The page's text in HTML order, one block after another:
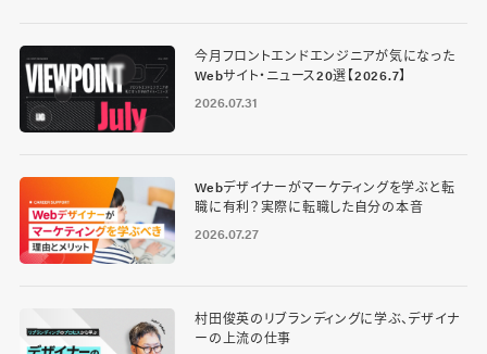
今月フロントエンドエンジニアが気になった
Webサイト・ニュース20選【2026.7】
2026.07.31
Webデザイナーがマーケティングを学ぶと転
職に有利？実際に転職した自分の本音
2026.07.27
村田俊英のリブランディングに学ぶ、デザイナ
ーの上流の仕事